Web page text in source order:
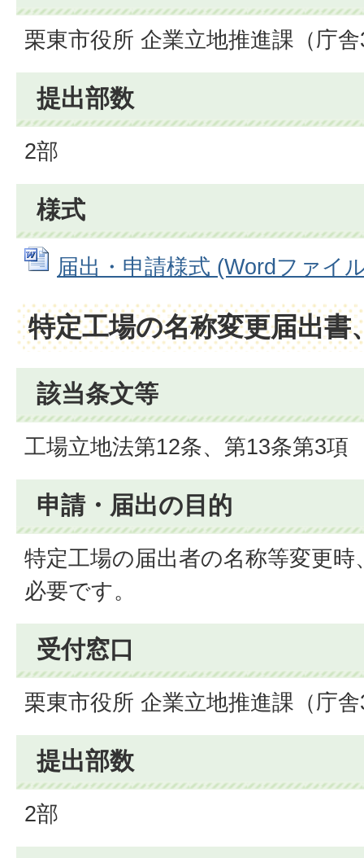
栗東市役所 企業立地推進課（庁
提出部数
2部
様式
届出・申請様式 (Wordファイ
特定工場の名称変更届出書
該当条文等
工場立地法第12条、第13条第3項
申請・届出の目的
特定工場の届出者の名称等変更
必要です。
受付窓口
栗東市役所 企業立地推進課（庁
提出部数
2部